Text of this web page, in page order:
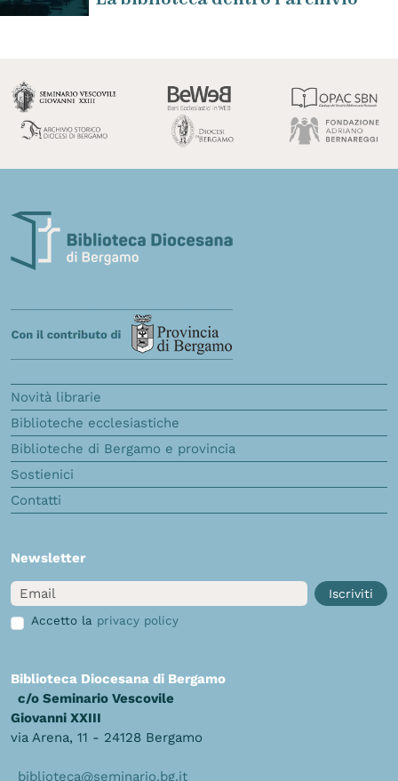
Novità librarie
Biblioteche ecclesiastiche
Biblioteche di Bergamo e provincia
Sostienici
Contatti
Newsletter
Email
Iscriviti
Accetto la privacy policy
Biblioteca Diocesana di Bergamo
c/o Seminario Vescovile
Giovanni XXIII
via Arena, 11 - 24128 Bergamo
biblioteca@seminario.bg.it